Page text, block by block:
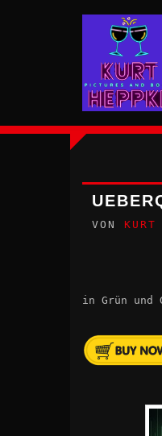
VON KURT
in Grün